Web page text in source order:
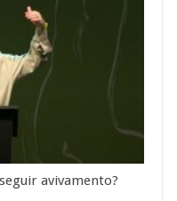
avivamento?